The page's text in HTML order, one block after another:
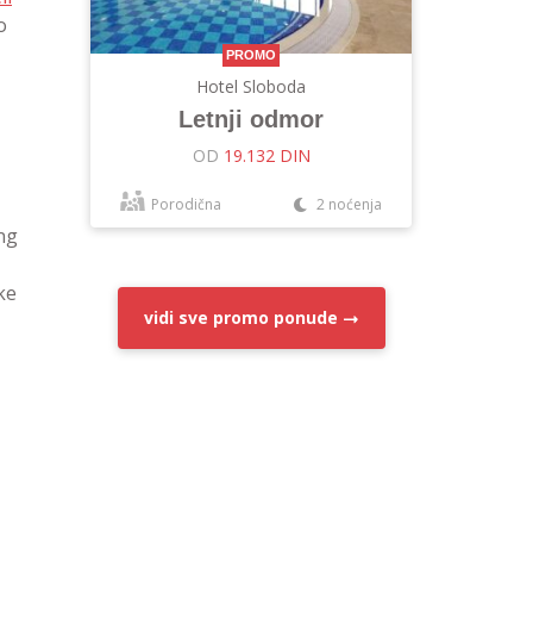
PROMO
Hotel Sloboda
Letnji odmor
OD 19.132 DIN
Porodična 2 noćenja
vidi sve promo ponude